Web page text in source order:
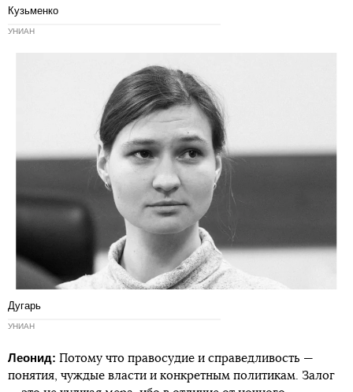
Кузьменко
УНИАН
Дугарь
УНИАН
Леонид: Потому что правосудие и справедливость —
понятия, чуждые власти и конкретным политикам. Залог